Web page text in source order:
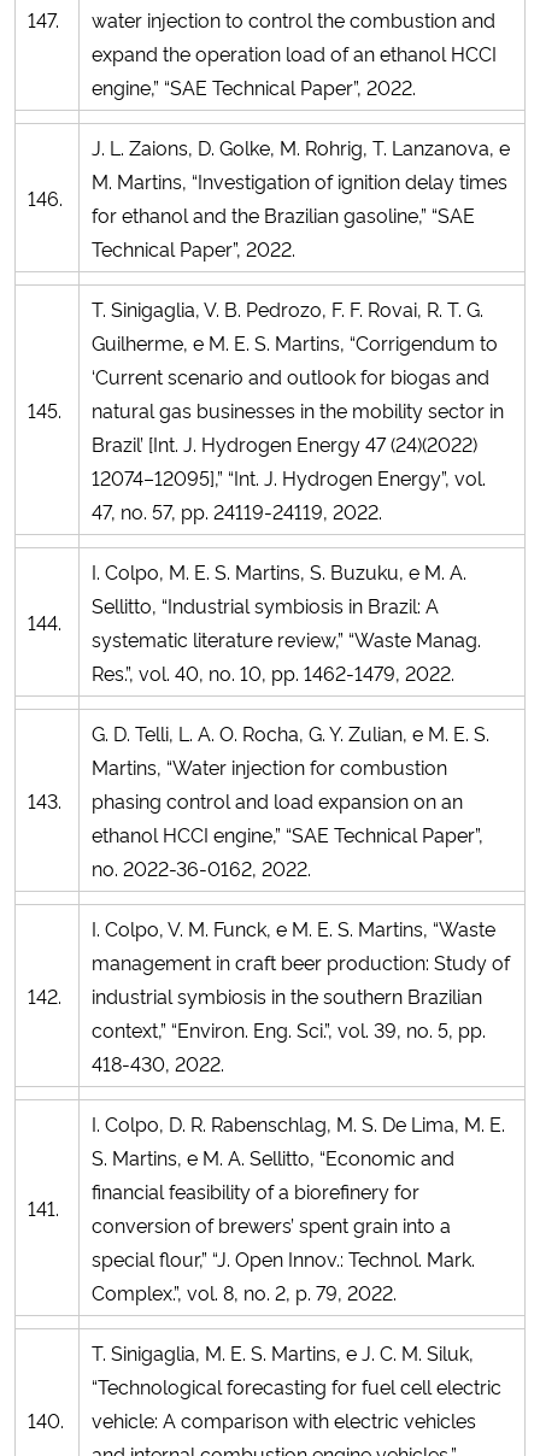
147.
water injection to control the combustion and
expand the operation load of an ethanol HCCI
engine,” “SAE Technical Paper”, 2022.
146.
J. L. Zaions, D. Golke, M. Rohrig, T. Lanzanova, e
M. Martins, “Investigation of ignition delay times
for ethanol and the Brazilian gasoline,” “SAE
Technical Paper”, 2022.
145.
T. Sinigaglia, V. B. Pedrozo, F. F. Rovai, R. T. G.
Guilherme, e M. E. S. Martins, “Corrigendum to
‘Current scenario and outlook for biogas and
natural gas businesses in the mobility sector in
Brazil’ [Int. J. Hydrogen Energy 47 (24)(2022)
12074–12095],” “Int. J. Hydrogen Energy”, vol.
47, no. 57, pp. 24119-24119, 2022.
144.
I. Colpo, M. E. S. Martins, S. Buzuku, e M. A.
Sellitto, “Industrial symbiosis in Brazil: A
systematic literature review,” “Waste Manag.
Res.”, vol. 40, no. 10, pp. 1462-1479, 2022.
143.
G. D. Telli, L. A. O. Rocha, G. Y. Zulian, e M. E. S.
Martins, “Water injection for combustion
phasing control and load expansion on an
ethanol HCCI engine,” “SAE Technical Paper”,
no. 2022-36-0162, 2022.
142.
I. Colpo, V. M. Funck, e M. E. S. Martins, “Waste
management in craft beer production: Study of
industrial symbiosis in the southern Brazilian
context,” “Environ. Eng. Sci.”, vol. 39, no. 5, pp.
418-430, 2022.
141.
I. Colpo, D. R. Rabenschlag, M. S. De Lima, M. E.
S. Martins, e M. A. Sellitto, “Economic and
financial feasibility of a biorefinery for
conversion of brewers’ spent grain into a
special flour,” “J. Open Innov.: Technol. Mark.
Complex.”, vol. 8, no. 2, p. 79, 2022.
140.
T. Sinigaglia, M. E. S. Martins, e J. C. M. Siluk,
“Technological forecasting for fuel cell electric
vehicle: A comparison with electric vehicles